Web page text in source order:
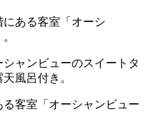
ャンビューのスイートタ
風呂付き。
る客室「オーシャンビュー